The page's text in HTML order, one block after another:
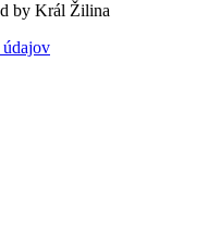
by Král Žilina
údajov